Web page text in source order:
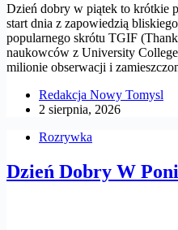
Dzień dobry w piątek to krótkie
start dnia z zapowiedzią
popularnego skrótu TGIF
naukowców z University
milionie obserwacji i
Redakcja Nowy Tomysl
2 sierpnia, 2026
Rozrywka
Dzień Dobry W